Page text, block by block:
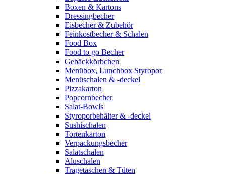
Boxen & Kartons
Dressingbecher
Eisbecher & Zubehör
Feinkostbecher & Schalen
Food Box
Food to go Becher
Gebäckkörbchen
Menübox, Lunchbox Styropor
Menüschalen & -deckel
Pizzakarton
Popcornbecher
Salat-Bowls
Styroporbehälter & -deckel
Sushischalen
Tortenkarton
Verpackungsbecher
Salatschalen
Aluschalen
Tragetaschen & Tüten